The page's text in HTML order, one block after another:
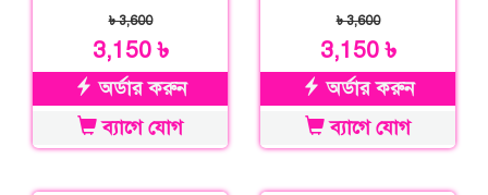
৳ 3,600
3,150 ৳
অর্ডার করুন
ব্যাগে যোগ
৳ 3,600
3,150 ৳
অর্ডার করুন
ব্যাগে যোগ